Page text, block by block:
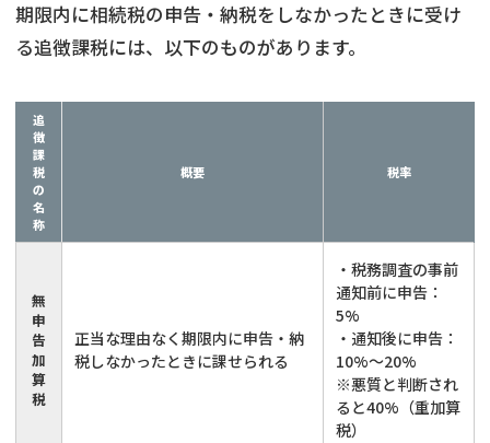
期限内に相続税の申告・納税をしなかったときに受け
る追徴課税には、以下のものがあります。
追
徴
課
税
の
名
称
概要 税率
無
申
告
加
算
税
正当な理由なく期限内に申告・納
税しなかったときに課せられる
・税務調査の事前
通知前に申告：
5%
・通知後に申告：
10%〜20%
※悪質と判断され
ると40%（重加算
税）